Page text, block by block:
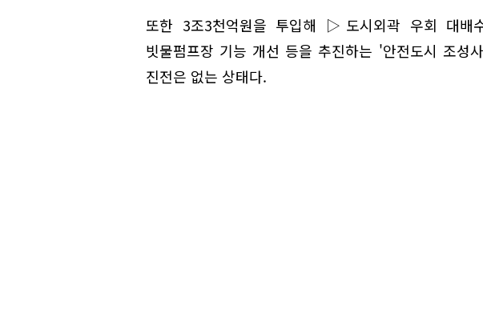
또한 3조3천억원을 투입해 ▷도시외곽 우회 대
빗물펌프장 기능 개선 등을 추진하는 '안전도시 조성
진전은 없는 상태다.